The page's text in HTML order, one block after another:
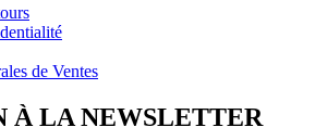
de Ventes
À LA NEWSLETTER